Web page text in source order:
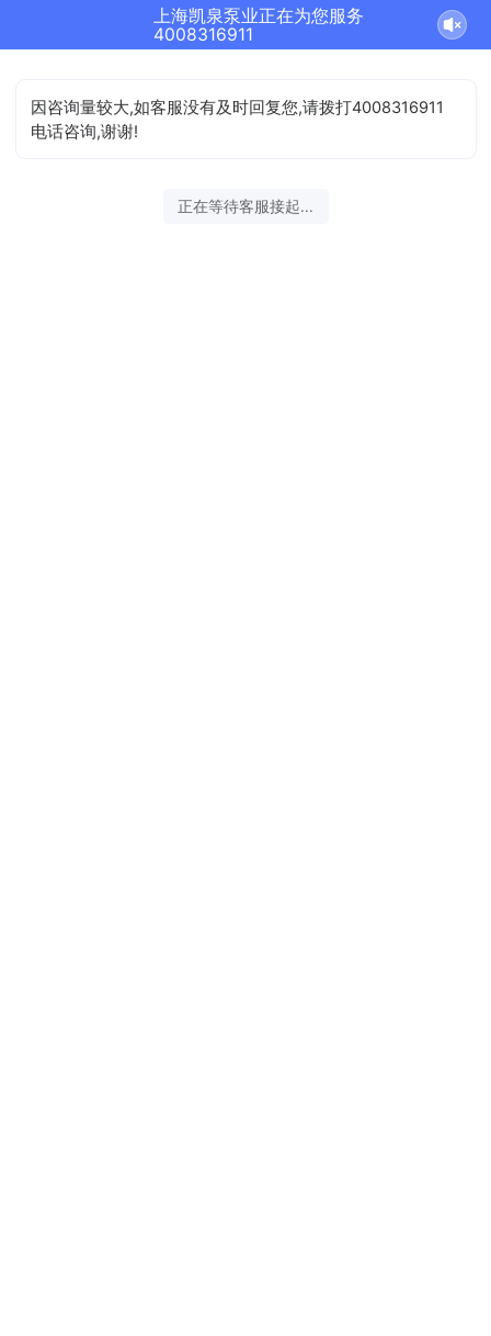
上海凯泉泵业正在为您服务
4008316911
因咨询量较大,如客服没有及时回复您,请拨打4008316911
电话咨询,谢谢!
2026-08-06 17:31:43 开始沟通